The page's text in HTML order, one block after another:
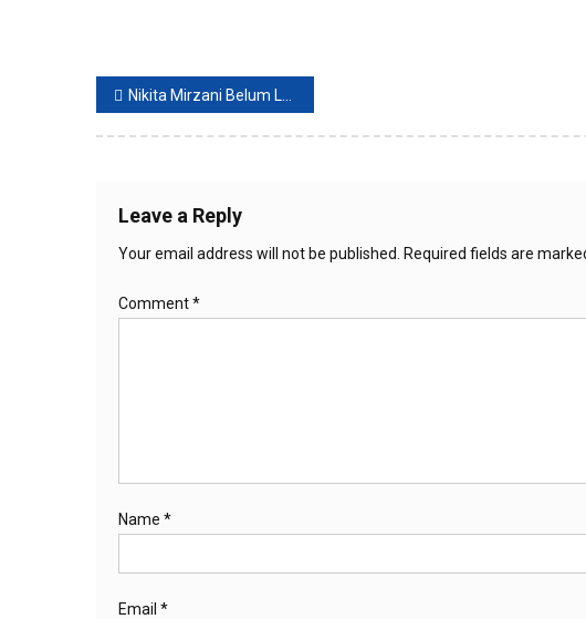
Post
navigation
Nikita Mirzani Belum Lemah, Dilaporkan ke Polisi Malah Balik Lapor
Leave a Reply
Your email address will not be published. Required fields are
Comment*
Name *
Email *